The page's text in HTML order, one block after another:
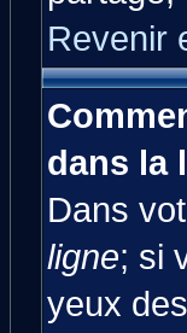
Revenir
dans la
Dans
ligne; si
yeux